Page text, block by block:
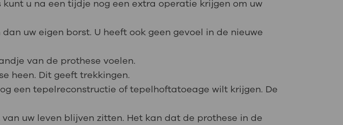
u na een tijdje nog een extra operatie krijgen om uw
uw eigen borst. U heeft ook geen gevoel in de nieuwe
van de prothese voelen.
heen. Dit geeft trekkingen.
een tepelreconstructie of tepelhoftatoeage wilt krijgen. De
uw leven blijven zitten. Het kan dat de prothese in de